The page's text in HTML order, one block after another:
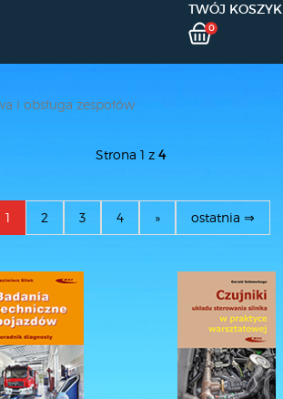
TWÓJ KOSZYK
0
i obsługa zespołów
Strona 1 z 4
1 2 3 4 » ostatnia ⇒